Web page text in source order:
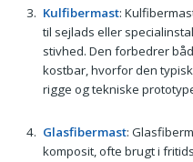
Kulfibermast:
til sejlads eller
stivhed. Den forbedrer
kostbar, hvorfor den
rigge og tekniske
Glasfibermast:
komposit, ofte brugt i